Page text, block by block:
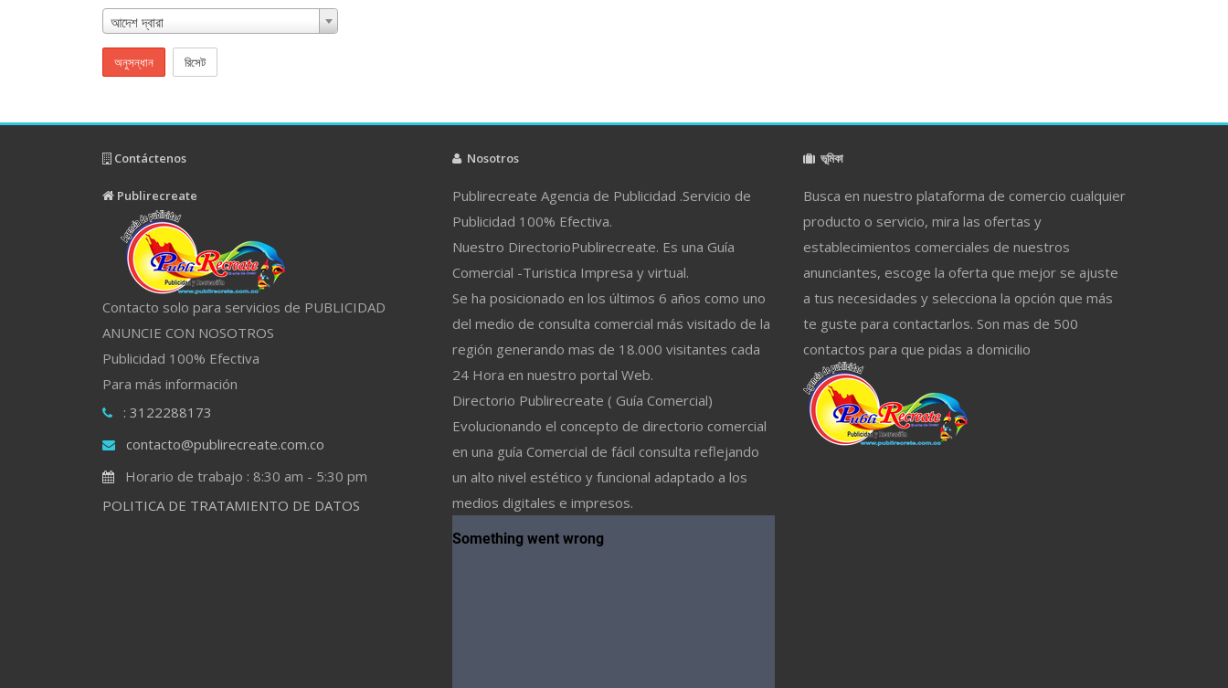
আদেশ দ্বারা
অনুসন্ধান রিসেট
Contáctenos
Publirecreate
Contacto solo para servicios de PUBLICIDAD
ANUNCIE CON NOSOTROS
Publicidad 100% Efectiva
Para más información
: 3122288173
contacto@publirecreate.com.co
Horario de trabajo : 8:30 am - 5:30 pm
POLITICA DE TRATAMIENTO DE DATOS
Nosotros
Publirecreate Agencia de Publicidad .Servicio de
Publicidad 100% Efectiva.
Nuestro DirectorioPublirecreate. Es una Guía
Comercial -Turistica Impresa y virtual.
Se ha posicionado en los últimos 6 años como uno
del medio de consulta comercial más visitado de la
región generando mas de 18.000 visitantes cada
24 Hora en nuestro portal Web.
Directorio Publirecreate ( Guía Comercial)
Evolucionando el concepto de directorio comercial
en una guía Comercial de fácil consulta reflejando
un alto nivel estético y funcional adaptado a los
medios digitales e impresos.
ভূমিকা
Busca en nuestro plataforma de comercio cualquier
producto o servicio, mira las ofertas y
establecimientos comerciales de nuestros
anunciantes, escoge la oferta que mejor se ajuste
a tus necesidades y selecciona la opción que más
te guste para contactarlos. Son mas de 500
contactos para que pidas a domicilio